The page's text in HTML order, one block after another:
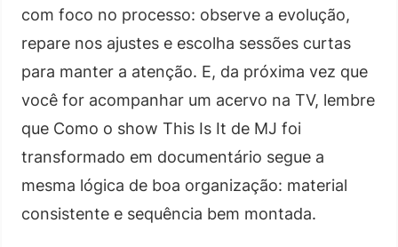
com foco no processo: observe a evolução,
repare nos ajustes e escolha sessões curtas
para manter a atenção. E, da próxima vez que
você for acompanhar um acervo na TV, lembre
que Como o show This Is It de MJ foi
transformado em documentário segue a
mesma lógica de boa organização: material
consistente e sequência bem montada.